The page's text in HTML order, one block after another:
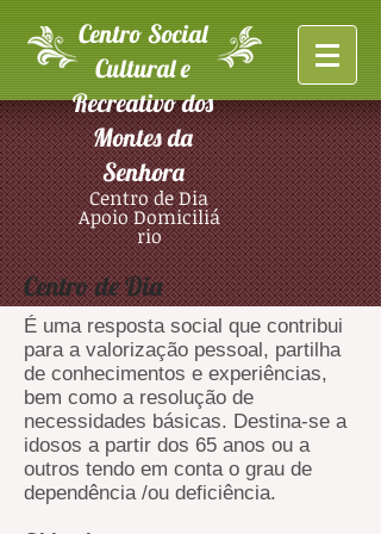
Centro Social
Cultural e
Recreativo dos
Montes da
Senhora
Centro de Dia
ApoioDomiciliá
rio
Centro de Dia
É uma resposta social que contribui
para a valorização pessoal, partilha
de conhecimentos e experiências,
bem como a resolução de
necessidades básicas. Destina-se a
idosos a partir dos 65 anos ou a
outros tendo em conta o grau de
dependência /ou deficiência.